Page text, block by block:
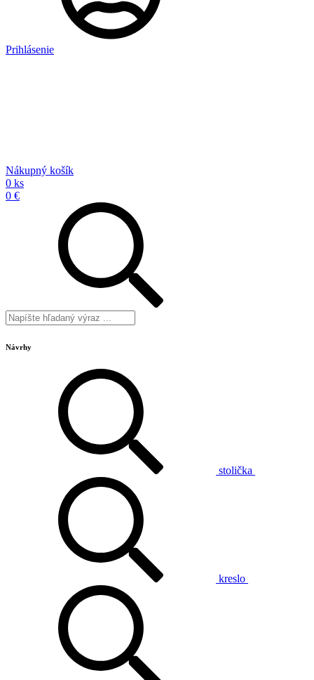
Prihlásenie
Nákupný košík
0 ks
0 €
Návrhy
stolička
kreslo